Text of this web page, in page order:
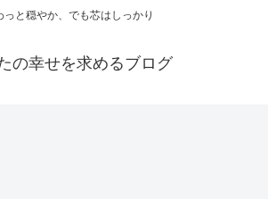
っと穏やか、でも芯はしっかり
の幸せを求めるブログ